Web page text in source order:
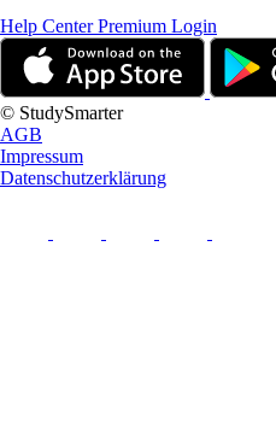
Help CenterPremium Login
© StudySmarter
AGB
Impressum
Datenschutzerklärung